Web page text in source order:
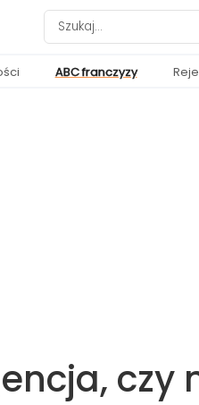
ABC franczyzy
czy